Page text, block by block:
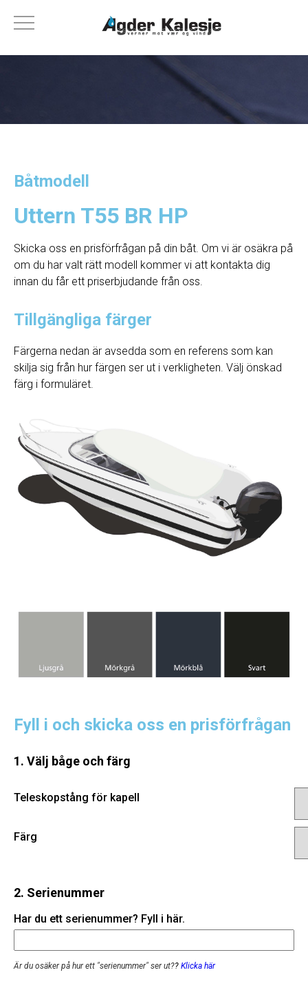
Båtmodell
Uttern T55 BR HP
Skicka oss en prisförfrågan på din båt. Om vi ​​är osäkra på
om du har valt rätt modell kommer vi att kontakta dig
innan du får ett priserbjudande från oss.
Tillgängliga färger
Färgerna nedan är avsedda som en referens som kan
skilja sig från hur färgen ser ut i verkligheten. Välj önskad
färg i formuläret.
Fyll i och skicka oss en prisförfrågan
1. Välj båge och färg
Teleskopstång för kapell
Färg
2. Serienummer
Har du ett serienummer? Fyll i här.
Är du osäker på hur ett "serienummer" ser ut?? Klicka här